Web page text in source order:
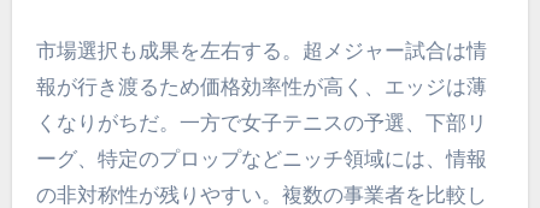
市場選択も成果を左右する。超メジャー試合は情
報が行き渡るため価格効率性が高く、エッジは薄
くなりがちだ。一方で女子テニスの予選、下部リ
ーグ、特定のプロップなどニッチ領域には、情報
の非対称性が残りやすい。複数の事業者を比較し